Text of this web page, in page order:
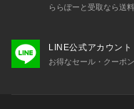
ららぽーと受取なら送
LINE公式アカウント
お得なセール・クーポ